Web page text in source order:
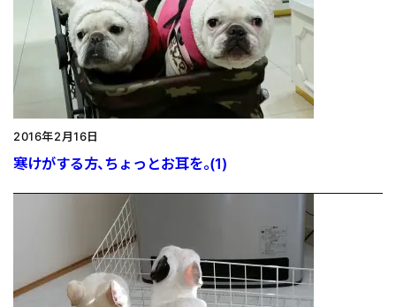
2016年2月16日
寒けがする方、ちょっとお耳を。(1)